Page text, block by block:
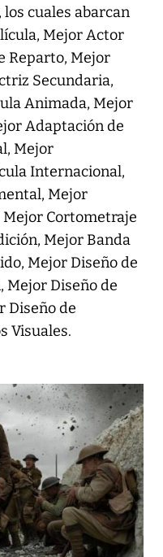
cuales abarcan
Mejor Actor
Reparto, Mejor
Secundaria,
Animada, Mejor
Adaptación de
Mejor
Internacional,
Mejor
Cortometraje
Mejor Banda
Mejor Diseño de
Mejor Diseño de
Diseño de
Visuales.